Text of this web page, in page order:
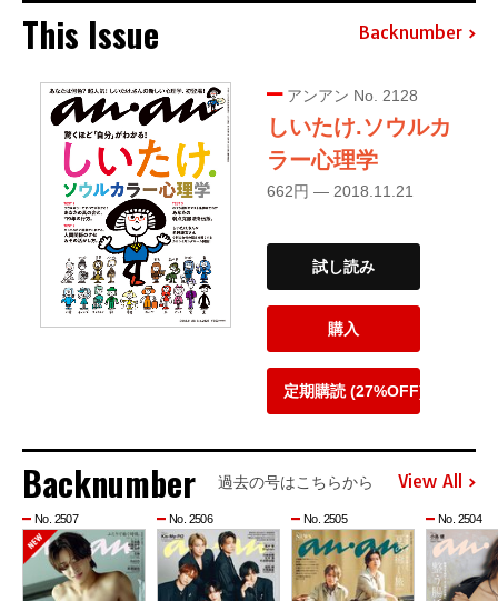
This Issue Backnumber
アンアン No. 2128
しいたけ.ソウルカ
ラー心理学
662円 — 2018.11.21
試し読み
購入
定期購読 (27%OFF)
Backnumber 過去の号はこちらから View All
No. 2507 No. 2506 No. 2505 No. 2504